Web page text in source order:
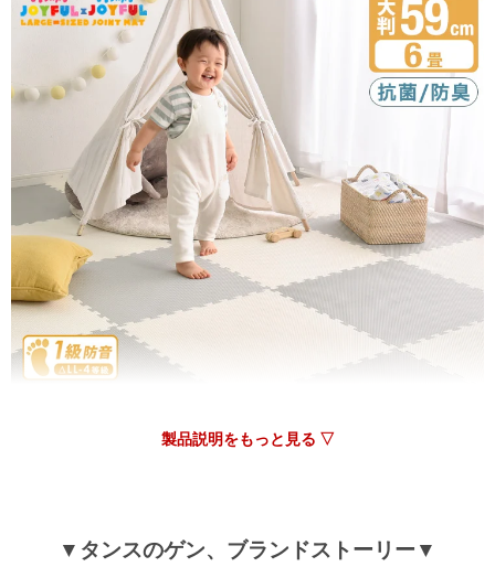
05/27/2026
tansu-gen851820
厚みや色に大満足です。悩みに悩んで選びましたが、これに決
めてよかったです。
>>タンスのゲンが返信しました
この度は、タンスのゲンをご利用いただき誠にありがとう
ございます。
当商品の色味やサイズ感にご満足いただけたようで大変う
れしく思っております。
今後も、お客様にご満足いただけるような商品・サービス
の提供に努めて参りますのでタンスのゲンをよろしくお願
tansu-gen843328
製品説明をもっと見る ▽
▼タンスのゲン、ブランドストーリー▼